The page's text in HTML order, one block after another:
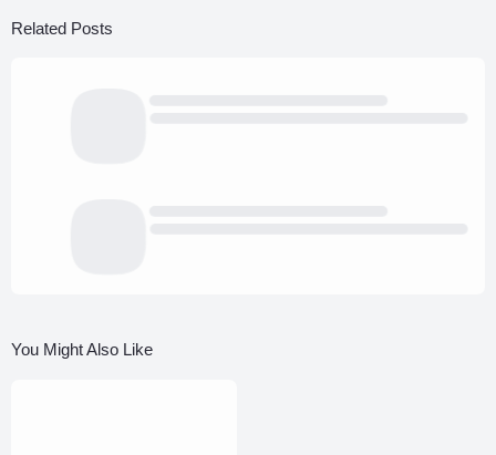
Related Posts
You Might Also Like